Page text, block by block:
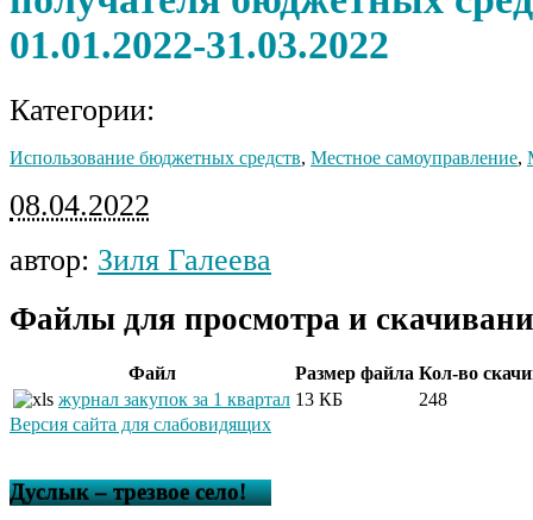
01.01.2022-31.03.2022
Категории:
Использование бюджетных средств, Местное самоуправление,
08.04.2022
автор: Зиля Галеева
Файлы для просмотра и
Файл Размер файла Кол-во
журнал закупок за 1 квартал 13 КБ
248
Версия сайта для слабовидящих
Дуслык – трезвое село!